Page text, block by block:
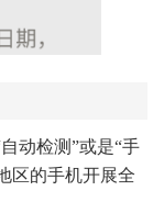
动检测”或是“手
区的手机开展全